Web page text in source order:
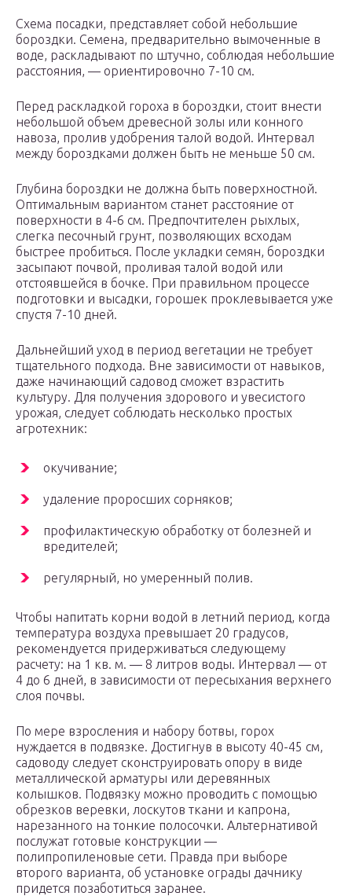
Схема посадки, представляет собой небольшие
бороздки. Семена, предварительно вымоченные в
воде, раскладывают по штучно, соблюдая небольшие
расстояния, — ориентировочно 7-10 см.
Перед раскладкой гороха в бороздки, стоит внести
небольшой объем древесной золы или конного
навоза, пролив удобрения талой водой. Интервал
между бороздками должен быть не меньше 50 см.
Глубина бороздки не должна быть поверхностной.
Оптимальным вариантом станет расстояние от
поверхности в 4-6 см. Предпочтителен рыхлых,
слегка песочный грунт, позволяющих всходам
быстрее пробиться. После укладки семян, бороздки
засыпают почвой, проливая талой водой или
отстоявшейся в бочке. При правильном процессе
подготовки и высадки, горошек проклевывается уже
спустя 7-10 дней.
Дальнейший уход в период вегетации не требует
тщательного подхода. Вне зависимости от навыков,
даже начинающий садовод сможет взрастить
культуру. Для получения здорового и увесистого
урожая, следует соблюдать несколько простых
агротехник:
окучивание;
удаление проросших сорняков;
профилактическую обработку от болезней и
вредителей;
регулярный, но умеренный полив.
Чтобы напитать корни водой в летний период, когда
температура воздуха превышает 20 градусов,
рекомендуется придерживаться следующему
расчету: на 1 кв. м. — 8 литров воды. Интервал — от
4 до 6 дней, в зависимости от пересыхания верхнего
слоя почвы.
По мере взросления и набору ботвы, горох
нуждается в подвязке. Достигнув в высоту 40-45 см,
садоводу следует сконструировать опору в виде
металлической арматуры или деревянных
колышков. Подвязку можно проводить с помощью
обрезков веревки, лоскутов ткани и капрона,
нарезанного на тонкие полосочки. Альтернативой
послужат готовые конструкции —
полипропиленовые сети. Правда при выборе
второго варианта, об установке ограды дачнику
придется позаботиться заранее.